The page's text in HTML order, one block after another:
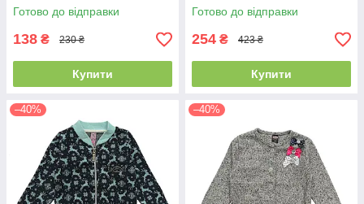
Готово до відправки
138 ₴ 230 ₴
Купити
Готово до відправки
254 ₴ 423 ₴
Купити
–40% –40%